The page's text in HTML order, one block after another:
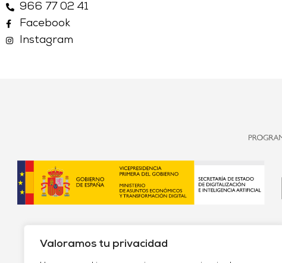
Valoramos tu privacidad
966 77 02 41
Facebook
Instagram